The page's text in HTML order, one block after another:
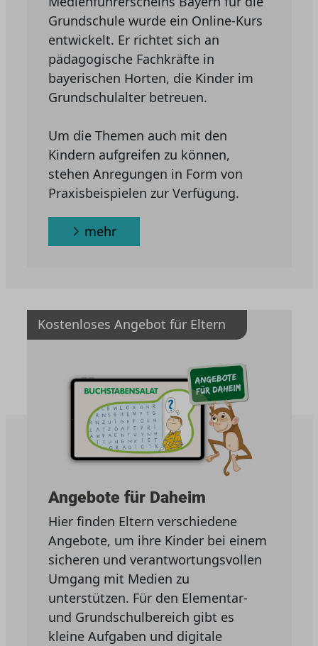
Grundschule wurde ein Online-Kurs
entwickelt. Er richtet sich an
pädagogische Fachkräfte in
bayerischen Horten, die Kinder im
Grundschulalter betreuen.
Um die Themen auch mit den
Kindern aufgreifen zu können,
stehen Anregungen in Form von
Praxisbeispielen zur Verfügung.
mehr
Kostenloses Angebot für Eltern
Angebote für Daheim
Hier finden Eltern verschiedene
Angebote, um ihre Kinder bei einem
sicheren und verantwortungsvollen
Umgang mit Medien zu
unterstützen. Für den Elementar-
und Grundschulbereich gibt es
kleine Aufgaben und digitale